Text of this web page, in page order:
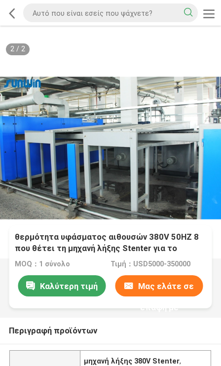
2/ 2
θερμότητα υφάσματος αιθουσών 380V 50HZ 8
που θέτει τη μηχανή λήξης Stenter για το
εγχώριο κλωστοϋφαντουργικό προϊόν
MOQ：1 σύνολο Τιμή：USD5000-350000
Καλύτερη τιμή Μας ελάτε σε
επαφή με
Περιγραφή προϊόντων
μηχανή λήξης 380V Stenter,